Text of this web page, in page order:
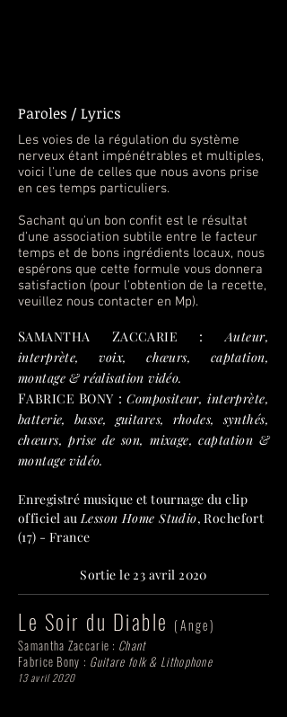
Paroles / Lyrics
Les voies de la régulation du système
nerveux étant impénétrables et multiples,
voici l'une de celles que nous avons prise
en ces temps particuliers.
Sachant qu'un bon confit est le résultat
d'une association subtile entre le facteur
temps et de bons ingrédients locaux, nous
espérons que cette formule vous donnera
satisfaction (pour l'obtention de la recette,
veuillez nous contacter en Mp).
SAMANTHA ZACCARIE :Auteur,
interprète, voix, chœurs, captation,
montage & réalisation vidéo.
FABRICE BONY :Compositeur, interprète,
batterie, basse, guitares, rhodes, synthés,
chœurs, prise de son, mixage, captation &
montage vidéo.
Enregistré musique et tournage du clip
officiel auLesson Home Studio, Rochefort
(17) - France
Sortie le 23 avril 2020
Le Soir du Diable (Ange)
Samantha Zaccarie : Chant
Fabrice Bony : Guitare folk & Lithophone
13 avril 2020